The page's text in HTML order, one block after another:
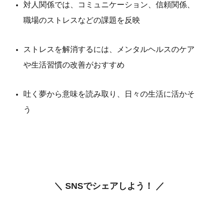
対人関係では、コミュニケーション、信頼関係、
職場のストレスなどの課題を反映
ストレスを解消するには、メンタルヘルスのケア
や生活習慣の改善がおすすめ
吐く夢から意味を読み取り、日々の生活に活かそ
う
＼ SNSでシェアしよう！ ／